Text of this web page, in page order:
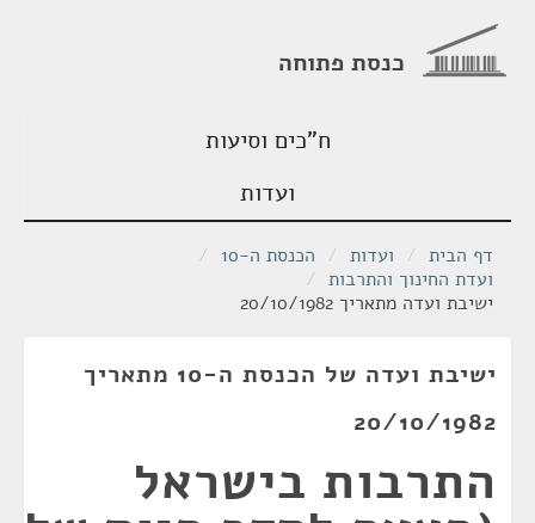
כנסת פתוחה
ח"כים וסיעות
ועדות
דף הבית / ועדות / הכנסת ה-10
/
ועדת החינוך והתרבות /
ישיבת ועדה מתאריך 20/10/1982
ישיבת ועדה של הכנסת ה-10 מתאריך
20/10/1982
התרבות בישראל